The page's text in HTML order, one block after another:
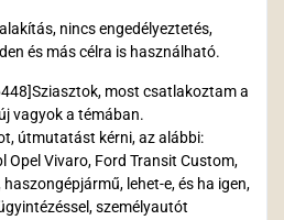
nincs engedélyeztetés,
és más célra is használható.
most csatlakoztam a
vagyok a témában.
útmutatást kérni, az alábbi:
Opel Vivaro, Ford Transit Custom,
lehet-e, és ha igen,
személyautót